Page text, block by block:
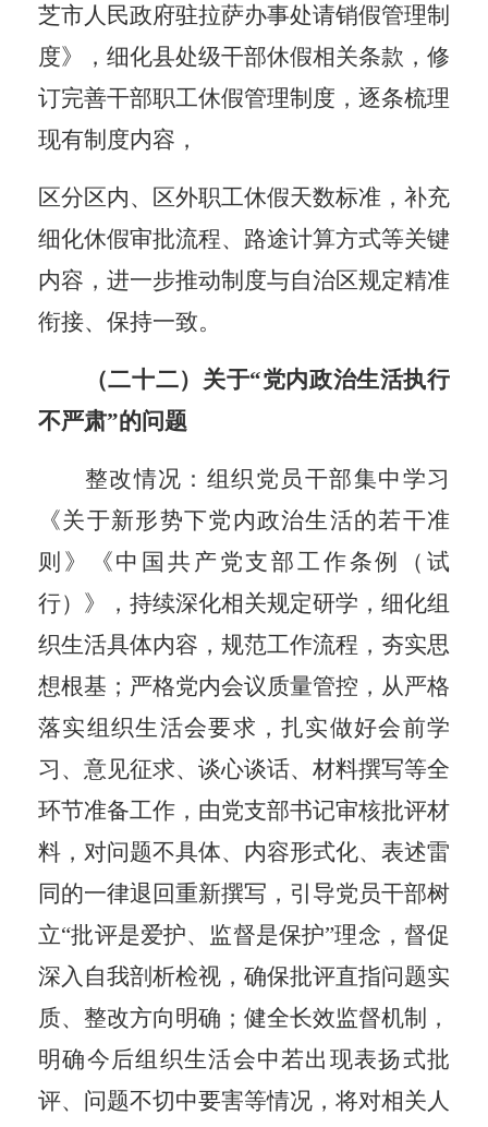
芝市人民政府驻拉萨办事处请销假管理制
度》，细化县处级干部休假相关条款，修
订完善干部职工休假管理制度，逐条梳理
现有制度内容，
区分区内、区外职工休假天数标准，补充
细化休假审批流程、路途计算方式等关键
内容，进一步推动制度与自治区规定精准
衔接、保持一致。
（二十二）关于“党内政治生活执行
不严肃”的问题
整改情况：组织党员干部集中学习
《关于新形势下党内政治生活的若干准
则》《中国共产党支部工作条例（试
行）》，持续深化相关规定研学，细化组
织生活具体内容，规范工作流程，夯实思
想根基；严格党内会议质量管控，从严格
落实组织生活会要求，扎实做好会前学
习、意见征求、谈心谈话、材料撰写等全
环节准备工作，由党支部书记审核批评材
料，对问题不具体、内容形式化、表述雷
同的一律退回重新撰写，引导党员干部树
立“批评是爱护、监督是保护”理念，督促
深入自我剖析检视，确保批评直指问题实
质、整改方向明确；健全长效监督机制，
明确今后组织生活会中若出现表扬式批
评、问题不切中要害等情况，将对相关人